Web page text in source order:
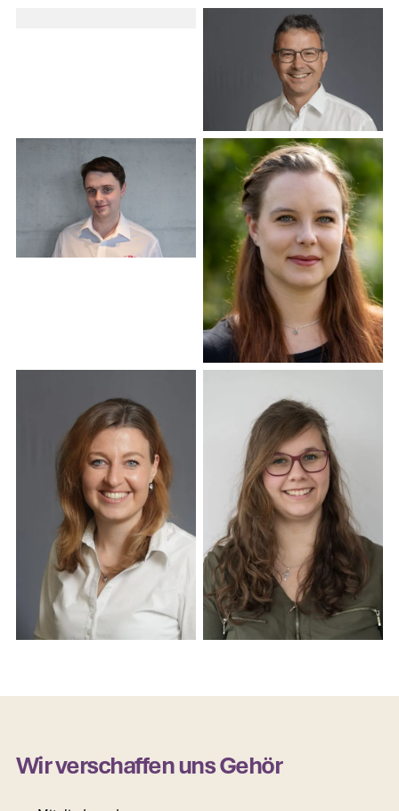
Wir verschaffen uns Gehör